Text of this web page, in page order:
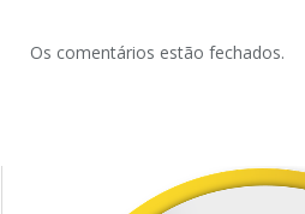
Os comentários estão fechados.